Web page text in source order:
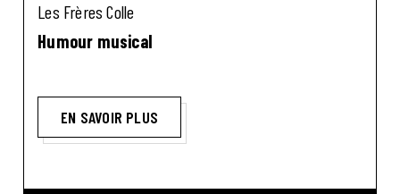
Les Frères Colle
Humour musical
EN SAVOIR PLUS